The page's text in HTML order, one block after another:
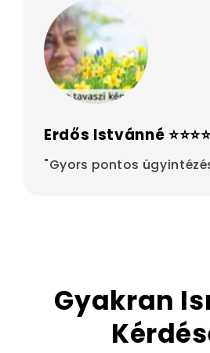
Erdős Istvánné
"Gyors pontos
Gyakran